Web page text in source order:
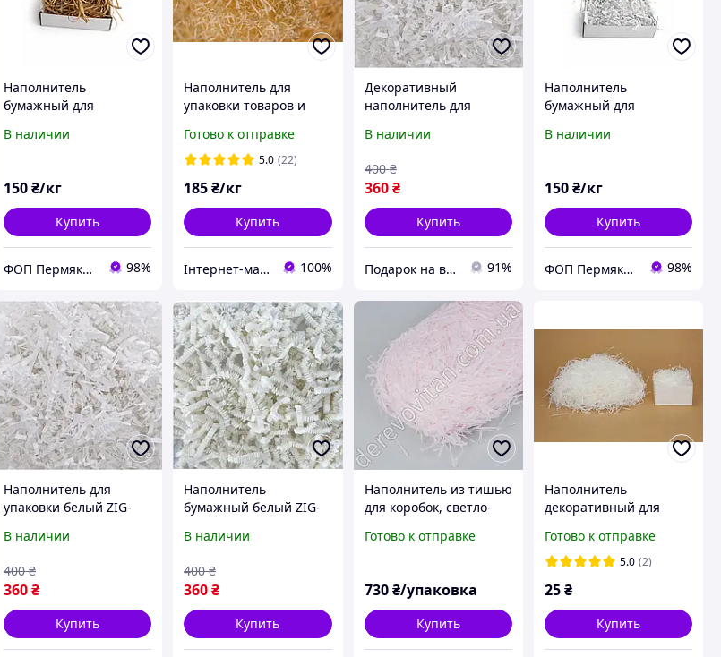
Наполнитель
бумажный для
крафт 1 кг
В наличии
150₴/кг
Купить
ФОП Пермякова Д.Ю. 98%
Наполнитель для
упаковки товаров и
стружка /древесная
шерсть/, фасовка 1 кг
Готово к отправке
5.0 (22)
185₴/кг
Купить
Інтернет-магазин "PANNOCHKA" 100%
Декоративный
наполнитель для
ZAG1кг| Бумажный
Украина
В наличии
360 ₴
400 ₴
Купить
Подарок на все праздники 91%
Наполнитель
бумажный для
белый 1 кг
В наличии
150₴/кг
Купить
ФОП Пермякова Д.Ю. 98%
Наполнитель для
упаковки белый ZIG-
для коробок Украина |
наполнитель
В наличии
360₴
400 ₴
Купить
Наполнитель
бумажный белый ZIG-
для подарочных
наполнитель
В наличии
360₴
400 ₴
Купить
Наполнитель из тишью
для коробок, светло-
Готово к отправке
730 ₴/упаковка
Купить
Наполнитель
декоративный для
товаров : бумажный,
белый 25 грамм /
Готово к отправке
5.0 (2)
25₴
Купить